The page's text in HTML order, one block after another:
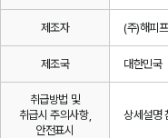
제조자 (주)해피
제조국 대한민국
취급방법 및
취급시 주의사항,
안전표시
상세설명